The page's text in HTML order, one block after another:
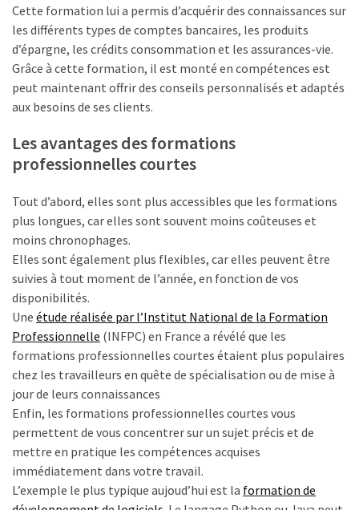
que
les
employeurs
les
formation
désormais
déclarer
Rapport
Sénat
sur
CPF
les
chiffres
que
tout
DRH
devrait
Cette formation lui a permis d’acquérir des connaissances sur
les différents types de comptes bancaires, les produits
d’épargne, les crédits consommation et les assurances-vie.
Grâce à cette formation, il est monté en compétences est
peut maintenant offrir des conseils personnalisés et adaptés
aux besoins de ses clients.
Les avantages des formations
professionnelles courtes
Tout d’abord, elles sont plus accessibles que les formations
plus longues, car elles sont souvent moins coûteuses et
moins chronophages.
Elles sont également plus flexibles, car elles peuvent être
suivies à tout moment de l’année, en fonction de vos
disponibilités.
Une étude réalisée par l’Institut National de la Formation
Professionnelle (INFPC) en France a révélé que les
formations professionnelles courtes étaient plus populaires
chez les travailleurs en quête de spécialisation ou de mise à
jour de leurs connaissances
Enfin, les formations professionnelles courtes vous
permettent de vous concentrer sur un sujet précis et de
mettre en pratique les compétences acquises
immédiatement dans votre travail.
L’exemple le plus typique aujoud’hui est la formation de